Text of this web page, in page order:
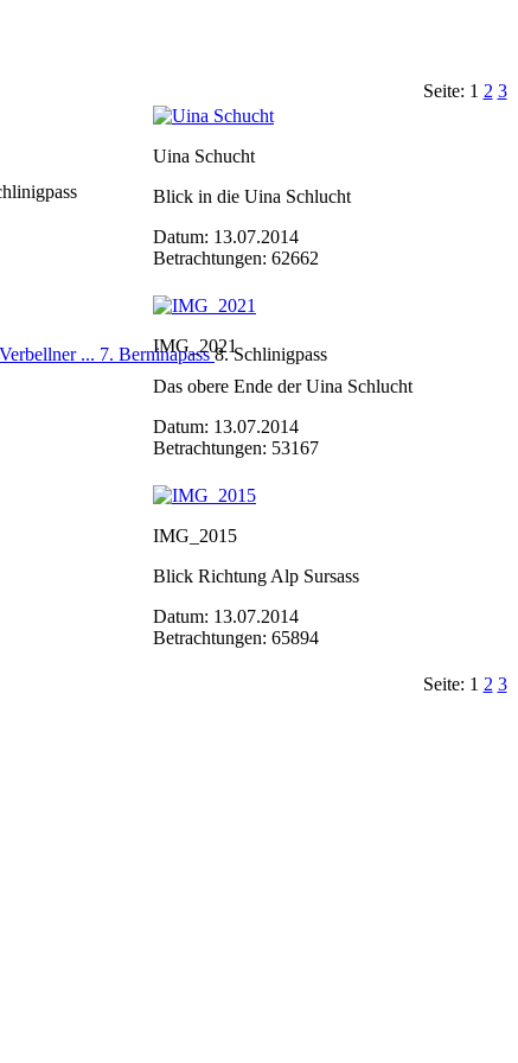
Seite: 1 2 3
Uina Schucht
Blick in die Uina Schlucht
Datum: 13.07.2014
Betrachtungen: 62662
IMG_2021
Das obere Ende der Uina Schlucht
Datum: 13.07.2014
Betrachtungen: 53167
IMG_2015
Blick Richtung Alp Sursass
Datum: 13.07.2014
Betrachtungen: 65894
Seite: 1 2 3
... 7. Berninapass8. Schlinigpass